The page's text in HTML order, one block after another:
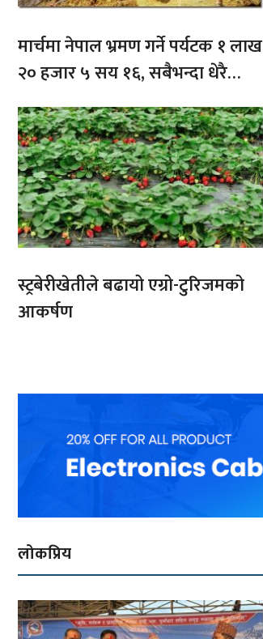
मार्चमा नेपाल भ्रमण गर्ने पर्यटक १ लाख
२० हजार ५ सय १६, सबैभन्दा धेरै
भारतबाट
स्ट्रबेरीखेतीले बढायो एग्रो-टुरिजमको
आकर्षण
लोकप्रिय